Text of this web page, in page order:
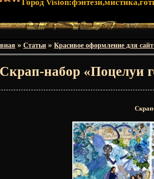
Город
» Статьи » Красивое оформление для
Скрап-набор «Поцелуи